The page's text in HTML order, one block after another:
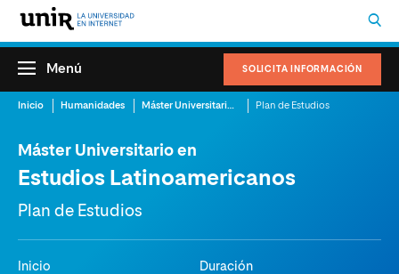
SOLICITA INFORMACIÓN
Menú
Inicio Humanidades Máster Universitario en Estudios Latinoamericanos Plan de Estudios
Máster Universitario en
Estudios Latinoamericanos
Plan de Estudios
Inicio
Duración